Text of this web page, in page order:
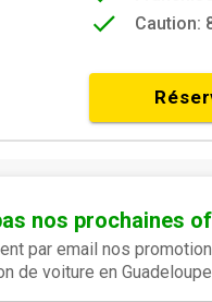
Caution:
nos prochaines
par email nos
de voiture en